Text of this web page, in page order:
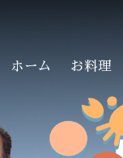
ホーム お料理